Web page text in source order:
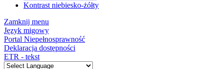
Kontrast niebiesko-żółty
Zamknij menu
Język migowy
Portal Niepełnosprawność
Deklaracja dostępności
ETR - tekst